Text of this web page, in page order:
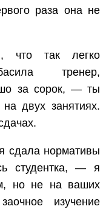
раза она не
что так легко
тренер,
за сорок, — ты
двух занятиях.
сдала нормативы
студентка, — я
но не на ваших
изучение